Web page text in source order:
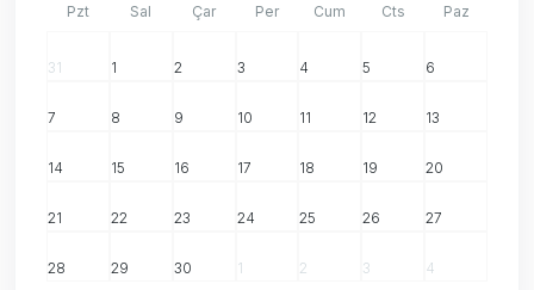
Pzt Sal Çar Per Cum Cts Paz
31 1 2 3 4 5 6
7 8 9 10 11 12 13
14 15 16 17 18 19 20
21 22 23 24 25 26 27
28 29 30 1 2 3 4